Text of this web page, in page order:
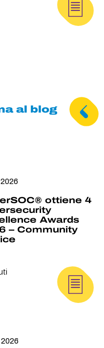
al blog
ottiene 4
Awards
– Community